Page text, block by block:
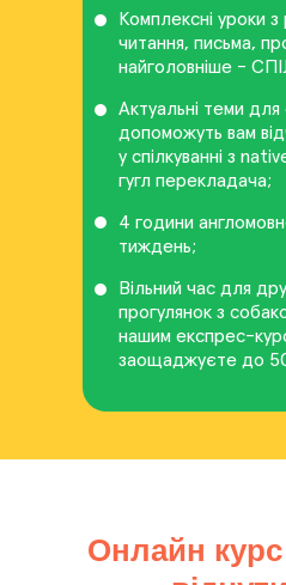
Комплексні уроки з
читання, письма,
найголовніше -
Актуальні теми для
допоможуть вам
у спілкуванні з
гугл перекладача;
4 години
тиждень;
Вільний час для
прогулянок з
нашим експрес-
заощаджуєте до
Онлайн